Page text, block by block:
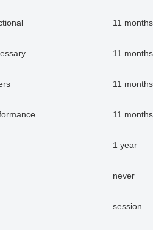
11 months
11 months
11 months
11 months
1 year
never
session